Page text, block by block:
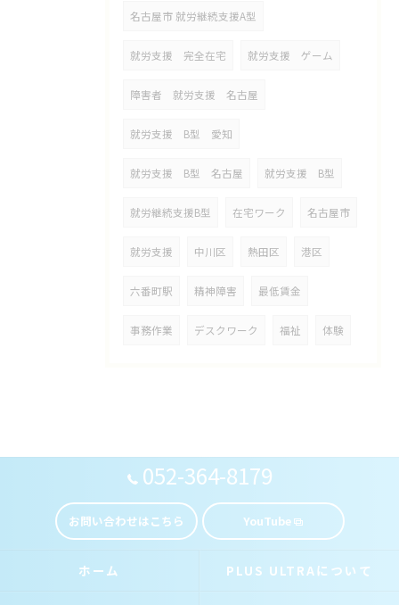
名古屋市 就労継続支援A型
就労支援 完全在宅 就労支援 ゲーム
障害者 就労支援 名古屋
就労支援 B型 愛知
就労支援 B型 名古屋 就労支援 B型
就労継続支援B型 在宅ワーク 名古屋市
就労支援 中川区 熱田区 港区
六番町駅 精神障害 最低賃金
事務作業 デスクワーク 福祉 体験
052-364-8179
お問い合わせはこちら YouTube
ホーム PLUS ULTRAについて